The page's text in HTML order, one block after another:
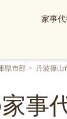
家事
県市部 丹波篠山
事